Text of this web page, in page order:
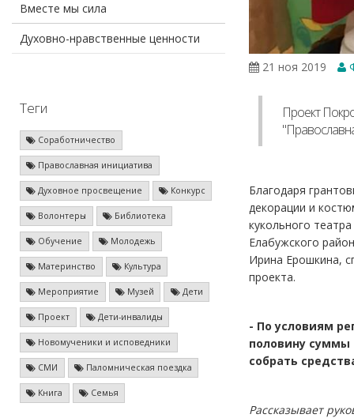
Вместе мы сила
Духовно-нравственные ценности
Теги
Соработничество
Православная инициатива
Духовное просвещение Конкурс
Волонтеры Библиотека
Обучение Молодежь
Материнство Культура
Мероприятие Музей Дети
Проект Дети-инвалиды
Новомученики и исповедники
СМИ Паломническая поездка
Книга Семья
21 ноя 2019
Проект
Благодаря
декорации и
кукольного
Елабужского
Ирина Ерошкина,
проекта.
- По условиям
половину
собрать
Рассказывает